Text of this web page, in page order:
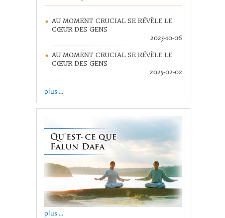
AU MOMENT CRUCIAL SE RÉVÈLE LE
CŒUR DES GENS
2025-10-06
AU MOMENT CRUCIAL SE RÉVÈLE LE
CŒUR DES GENS
2025-02-02
plus ...
plus ...